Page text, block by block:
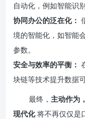
自动化，例如智能识
协同办公的泛在化：
境的智能化，如智能
参数。
安全与效率的平衡：
块链等技术提升数据
最终， 主动作为
现代化将不再仅仅是